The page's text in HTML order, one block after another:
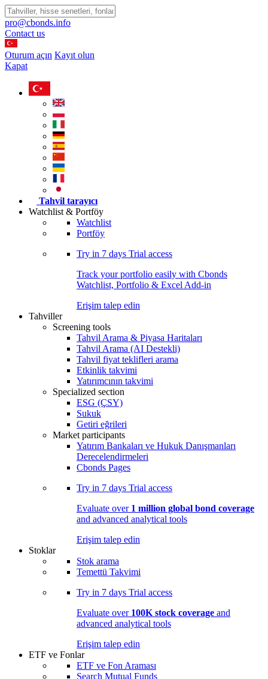
pro@cbonds.info
Contact us
Oturum açın Kayıt olun
Kapat
Tahvil tarayıcı
Watchlist & Portföy
Watchlist
Portföy
Try in 7 days Trial access
Track your portfolio easily with Cbonds
Watchlist, Portfolio & Excel Add-in
Erişim talep edin
Tahviller
Screening tools
Tahvil Arama & Piyasa Haritaları
Tahvil Arama (AI Destekli)
Tahvil fiyat teklifleri arama
Etkinlik takvimi
Yatırımcının takvimi
Specialized section
ESG (ÇSY)
Sukuk
Getiri eğrileri
Market participants
Yatırım Bankaları ve Hukuk Danışmanları
Derecelendirmeleri
Cbonds Pages
Try in 7 days Trial access
Evaluate over 1 million global bond coverage
and advanced analytical tools
Erişim talep edin
Stoklar
Stok arama
Temettü Takvimi
Try in 7 days Trial access
Evaluate over 100K stock coverage and
advanced analytical tools
Erişim talep edin
ETF ve Fonlar
ETF ve Fon Araması
Search Mutual Funds